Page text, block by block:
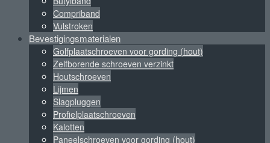
Compriband
Vulstroken
Bevestigingsmaterialen
Golfplaatschroeven voor gording (hout)
Zelfborende schroeven verzinkt
Houtschroeven
Lijmen
Slagpluggen
Profielplaatschroeven
Kalotten
Paneelschroeven voor gording (hout)